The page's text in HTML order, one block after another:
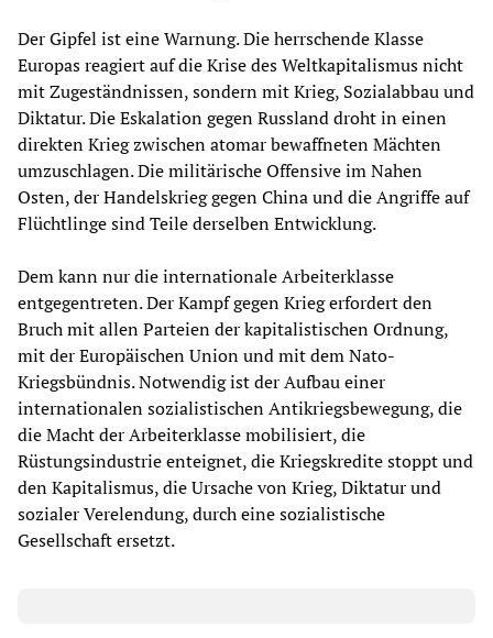
Der Gipfel ist eine Warnung. Die herrschende Klasse
Europas reagiert auf die Krise des Weltkapitalismus nicht
mit Zugeständnissen, sondern mit Krieg, Sozialabbau und
Diktatur. Die Eskalation gegen Russland droht in einen
direkten Krieg zwischen atomar bewaffneten Mächten
umzuschlagen. Die militärische Offensive im Nahen
Osten, der Handelskrieg gegen China und die Angriffe auf
Flüchtlinge sind Teile derselben Entwicklung.
Dem kann nur die internationale Arbeiterklasse
entgegentreten. Der Kampf gegen Krieg erfordert den
Bruch mit allen Parteien der kapitalistischen Ordnung,
mit der Europäischen Union und mit dem Nato-
Kriegsbündnis. Notwendig ist der Aufbau einer
internationalen sozialistischen Antikriegsbewegung, die
die Macht der Arbeiterklasse mobilisiert, die
Rüstungsindustrie enteignet, die Kriegskredite stoppt und
den Kapitalismus, die Ursache von Krieg, Diktatur und
sozialer Verelendung, durch eine sozialistische
Gesellschaft ersetzt.